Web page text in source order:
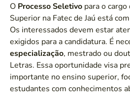
O Processo Seletivo para o
Superior na Fatec de Jaú está
Os interessados devem estar
exigidos para a candidatura. É
especialização, mestrado ou
Letras. Essa oportunidade visa
importante no ensino superior,
estudantes com conhecimentos